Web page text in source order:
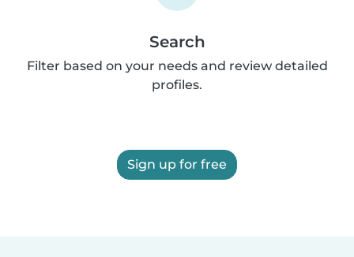
Search
Filter based on your needs and review detailed
profiles.
Sign up for free